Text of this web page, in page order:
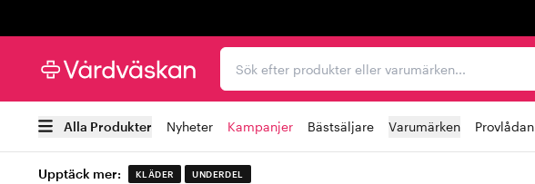
Sök efter produkter eller varumärken...
Alla Produkter Nyheter Kampanjer Bästsäljare Varumärken Provlådan
Upptäck mer: KLÄDER UNDERDEL